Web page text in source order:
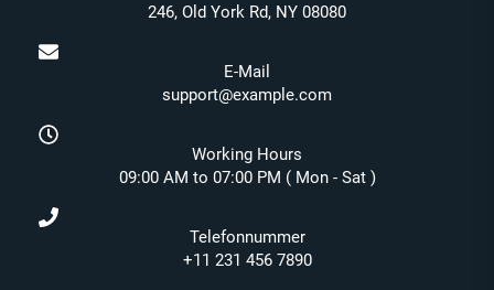
246, Old York Rd, NY 08080
E-Mail
support@example.com
Working Hours
09:00 AM to 07:00 PM ( Mon - Sat )
Telefonnummer
+11 231 456 7890